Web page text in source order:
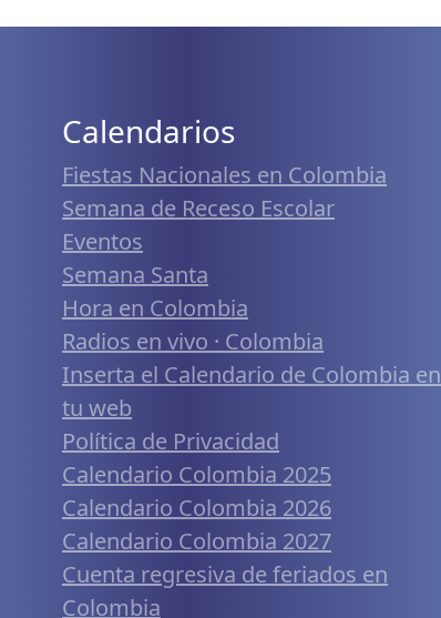
Calendarios
Fiestas Nacionales en Colombia
Semana de Receso Escolar
Eventos
Semana Santa
Hora en Colombia
Radios en vivo · Colombia
Inserta el Calendario de Colombia en
tu web
Política de Privacidad
Calendario Colombia 2025
Calendario Colombia 2026
Calendario Colombia 2027
Cuenta regresiva de feriados en
Colombia